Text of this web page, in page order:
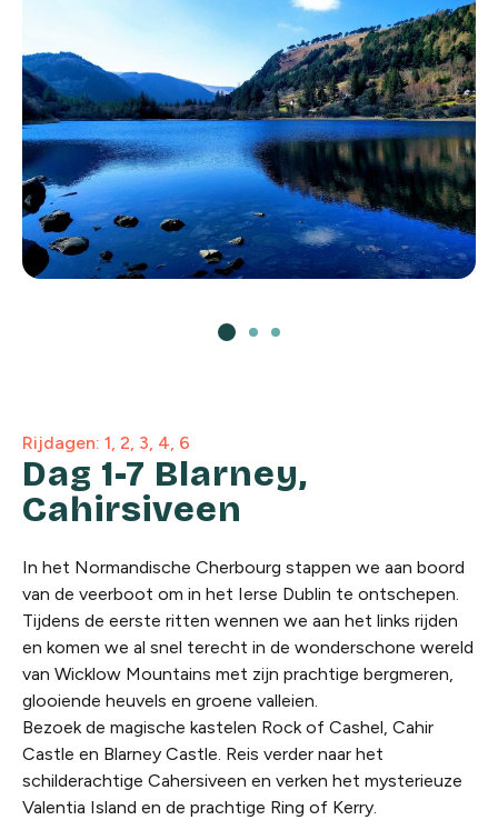
Rijdagen: 1, 2, 3, 4, 6
Dag 1-7 Blarney,
Cahirsiveen
In het Normandische Cherbourg stappen we aan boord
van de veerboot om in het Ierse Dublin te ontschepen.
Tijdens de eerste ritten wennen we aan het links rijden
en komen we al snel terecht in de wonderschone wereld
van Wicklow Mountains met zijn prachtige bergmeren,
glooiende heuvels en groene valleien.
Bezoek de magische kastelen Rock of Cashel, Cahir
Castle en Blarney Castle. Reis verder naar het
schilderachtige Cahersiveen en verken het mysterieuze
Valentia Island en de prachtige Ring of Kerry.